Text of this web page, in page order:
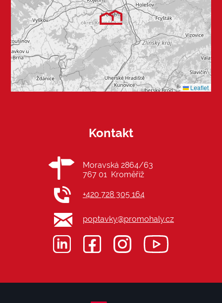
Leaflet
Kontakt
Moravská 2864/63
767 01 Kroměříž
+420 728 305 164
poptavky@promohaly.cz